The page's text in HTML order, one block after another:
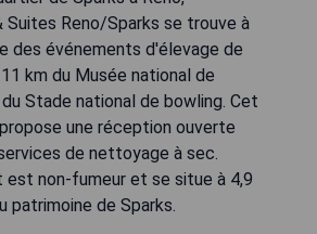
Suites Reno/Sparks se trouve à
des événements d'élevage de
km du Musée national de
Stade national de bowling. Cet
une réception ouverte
de nettoyage à sec.
est non-fumeur et se situe à 4,9
patrimoine de Sparks.